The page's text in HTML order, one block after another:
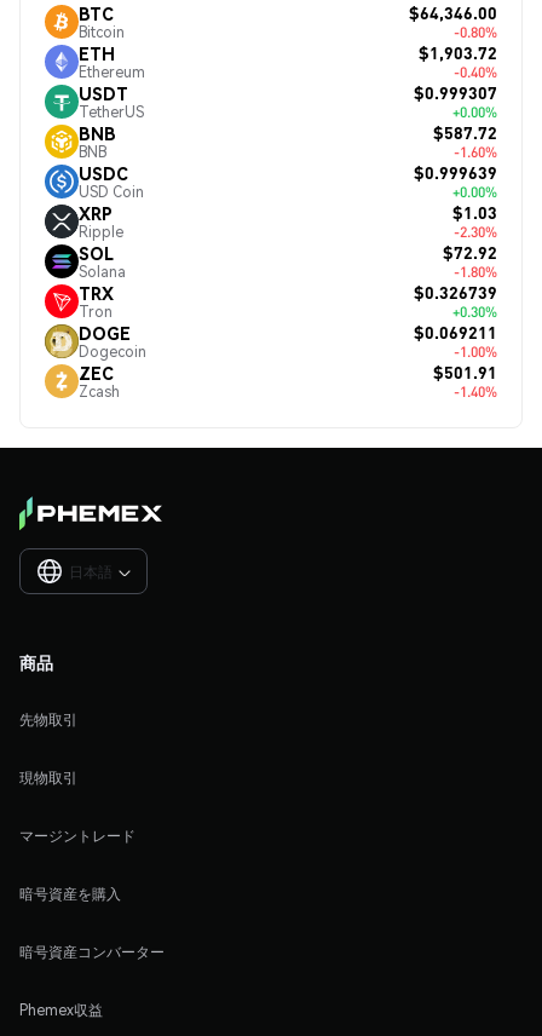
BTC
Bitcoin
$64,346.00
-0.80%
ETH
Ethereum
$1,903.72
-0.40%
USDT
TetherUS
$0.999307
+0.00%
BNB
BNB
$587.72
-1.60%
USDC
USD Coin
$0.999639
+0.00%
XRP
Ripple
$1.03
-2.30%
SOL
Solana
$72.92
-1.80%
TRX
Tron
$0.326739
+0.30%
DOGE
Dogecoin
$0.069211
-1.00%
ZEC
Zcash
$501.91
-1.40%
日本語 
商品
先物取引
現物取引
マージントレード
暗号資産を購入
暗号資産コンバーター
Phemex収益